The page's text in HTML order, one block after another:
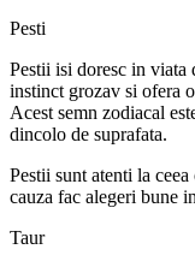
Pesti
Pestii isi doresc in viata
instinct grozav si ofera
Acest semn zodiacal
dincolo de suprafata.
Pestii sunt atenti la
cauza fac alegeri bune
Taur